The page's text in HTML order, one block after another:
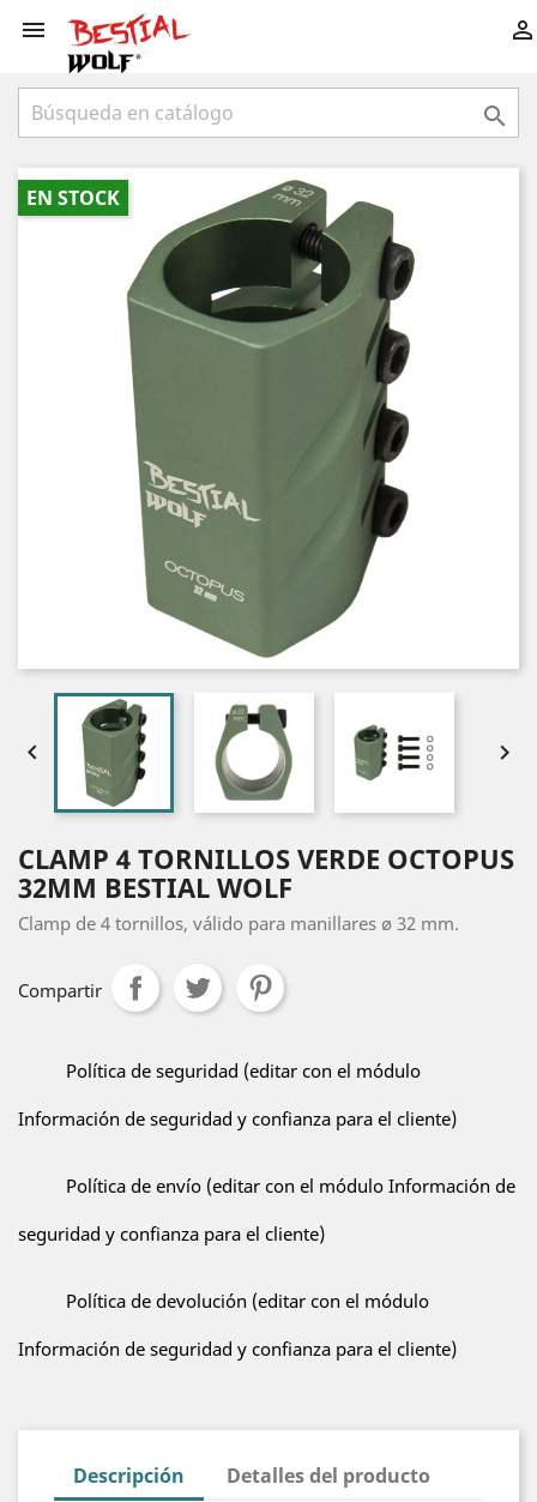
 

EN STOCK
 
CLAMP 4 TORNILLOS VERDE OCTOPUS
32MM BESTIAL WOLF
Clamp de 4 tornillos, válido para manillares ø 32 mm.
Compartir
Política de seguridad (editar con el módulo
Información de seguridad y confianza para el cliente)
Política de envío (editar con el módulo Información de
seguridad y confianza para el cliente)
Política de devolución (editar con el módulo
Información de seguridad y confianza para el cliente)
Descripción Detalles del producto